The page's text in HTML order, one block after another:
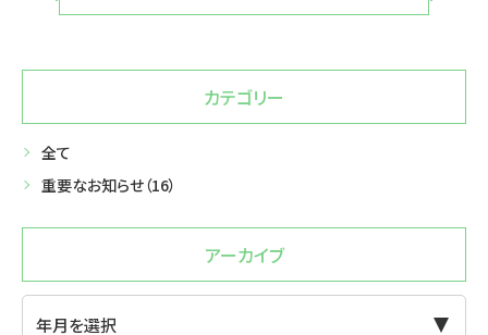
カテゴリー
全て
重要なお知らせ（16）
アーカイブ